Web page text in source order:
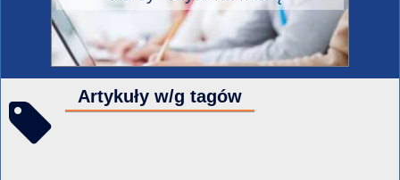
Artykuły w/g tagów